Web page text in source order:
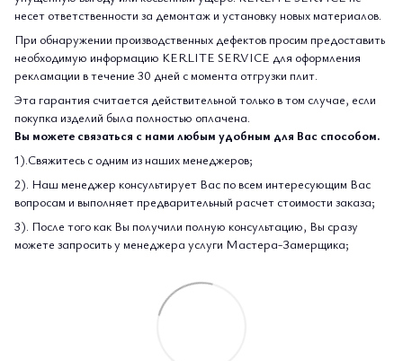
несет ответственности за демонтаж и установку новых материалов.
При обнаружении производственных дефектов просим предоставить
необходимую информацию KERLITE SERVICE для оформления
рекламации в течение 30 дней с момента отгрузки плит.
Эта гарантия считается действительной только в том случае, если
покупка изделий была полностью оплачена.
Вы можете связаться с нами любым удобным для Вас способом.
1).Свяжитесь с одним из наших менеджеров;
2). Наш менеджер консультирует Вас по всем интересующим Вас
вопросам и выполняет предварительный расчет стоимости заказа;
3). После того как Вы получили полную консультацию, Вы сразу
можете запросить у менеджера услуги Мастера-Замерщика;